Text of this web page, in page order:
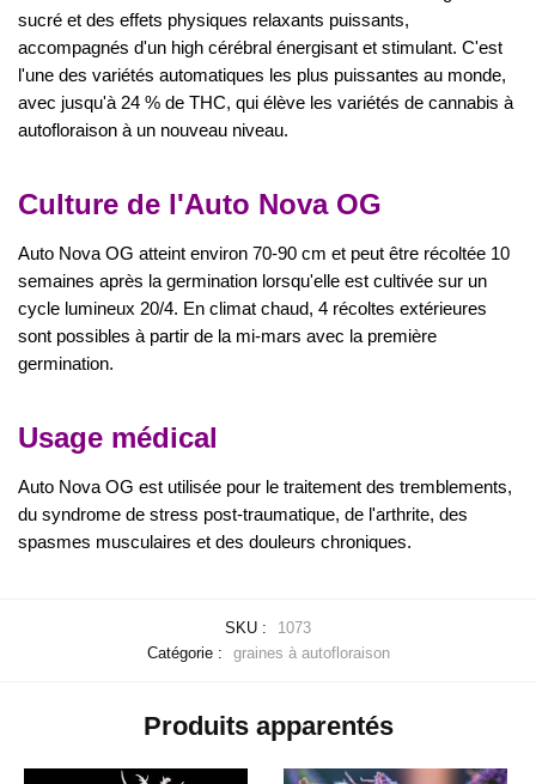
sucré et des effets physiques relaxants puissants,
accompagnés d'un high cérébral énergisant et stimulant. C'est
l'une des variétés automatiques les plus puissantes au monde,
avec jusqu'à 24 % de THC, qui élève les variétés de cannabis à
autofloraison à un nouveau niveau.
Culture de l'Auto Nova OG
Auto Nova OG atteint environ 70-90 cm et peut être récoltée 10
semaines après la germination lorsqu'elle est cultivée sur un
cycle lumineux 20/4. En climat chaud, 4 récoltes extérieures
sont possibles à partir de la mi-mars avec la première
germination.
Usage médical
Auto Nova OG est utilisée pour le traitement des tremblements,
du syndrome de stress post-traumatique, de l'arthrite, des
spasmes musculaires et des douleurs chroniques.
SKU :
1073
Catégorie :
graines à autofloraison
Produits apparentés